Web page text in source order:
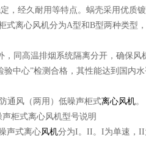
，经久耐用等特点。蜗壳采用优质
式离心风机分为A型和B型两种类型
同高温排烟系统隔离分开，确保风
中心”检测合格，其性能达到国内
通风（两用）低噪声柜式离心风机。
柜式离心风机型号说明
声式离心风机分为I。II。I为单速，II